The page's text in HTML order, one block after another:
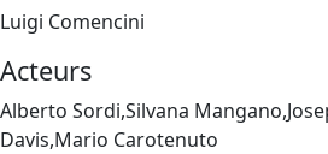
Luigi Comencini
Acteurs
Alberto Sordi,Silvana
Davis,Mario Carotenuto